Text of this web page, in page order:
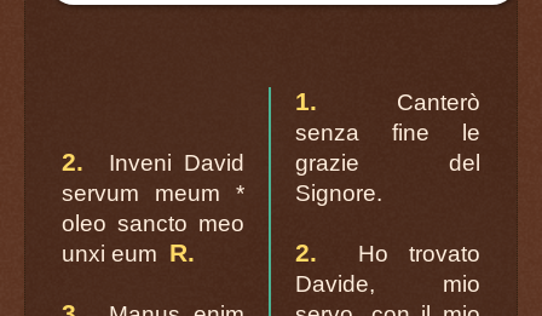
2.
Inveni David
servum meum *
oleo sancto meo
unxi eum R.
1.
Canterò
senza fine le
grazie del
Signore.
2.
Ho trovato
Davide, mio